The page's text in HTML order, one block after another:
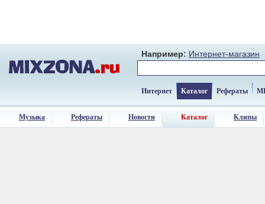
Например: Интернет-магазин
Интернет Каталог Рефераты
Музыка Рефераты Новости Каталог Клипы